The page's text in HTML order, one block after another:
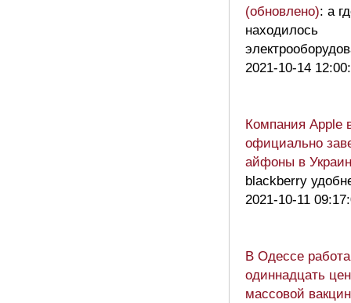
(обновлено): а
находилось
2021-10-14
Компания Apple
официально
айфоны в
blackberry
2021-10-11
В Одессе
одиннадцать
массовой